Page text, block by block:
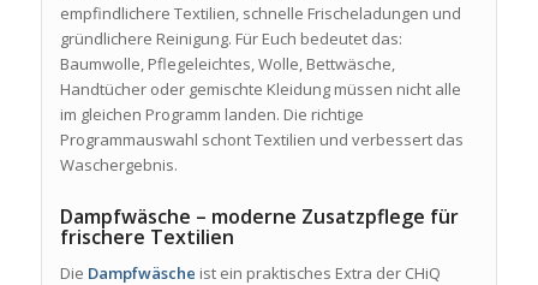
empfindlichere Textilien, schnelle Frischeladungen und
gründlichere Reinigung. Für Euch bedeutet das:
Baumwolle, Pflegeleichtes, Wolle, Bettwäsche,
Handtücher oder gemischte Kleidung müssen nicht alle
im gleichen Programm landen. Die richtige
Programmauswahl schont Textilien und verbessert das
Waschergebnis.
Dampfwäsche – moderne Zusatzpflege für
frischere Textilien
Die Dampfwäsche ist ein praktisches Extra der CHiQ